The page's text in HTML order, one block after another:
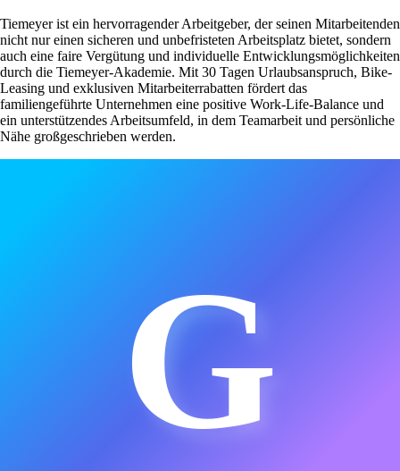
Tiemeyer ist ein hervorragender Arbeitgeber, der seinen Mitarbeitenden
nicht nur einen sicheren und unbefristeten Arbeitsplatz bietet, sondern
auch eine faire Vergütung und individuelle Entwicklungsmöglichkeiten
durch die Tiemeyer-Akademie. Mit 30 Tagen Urlaubsanspruch, Bike-
Leasing und exklusiven Mitarbeiterrabatten fördert das
familiengeführte Unternehmen eine positive Work-Life-Balance und
ein unterstützendes Arbeitsumfeld, in dem Teamarbeit und persönliche
Nähe großgeschrieben werden.
G